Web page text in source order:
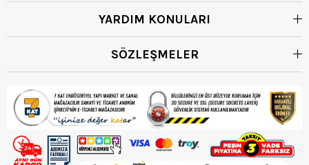
YARDIM KONULARI
SÖZLEŞMELER